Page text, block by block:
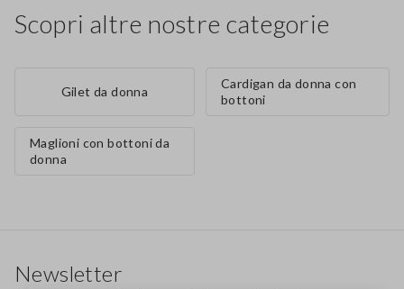
Scopri altre nostre categorie
Gilet da donna
Cardigan da donna con
bottoni
Maglioni con bottoni da
donna
Newsletter